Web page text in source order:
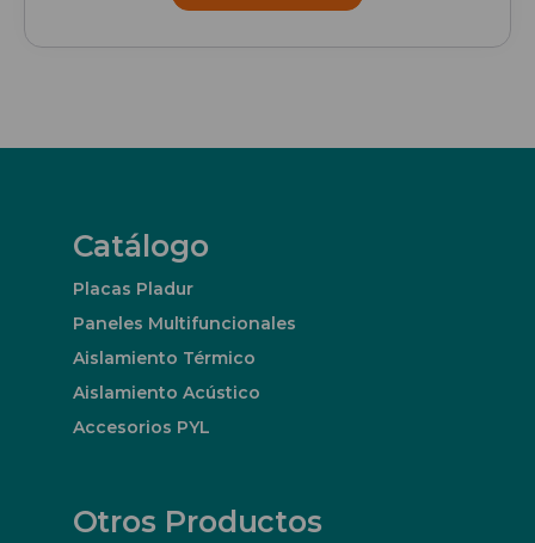
Catálogo
Placas Pladur
Paneles Multifuncionales
Aislamiento Térmico
Aislamiento Acústico
Accesorios PYL
Otros Productos